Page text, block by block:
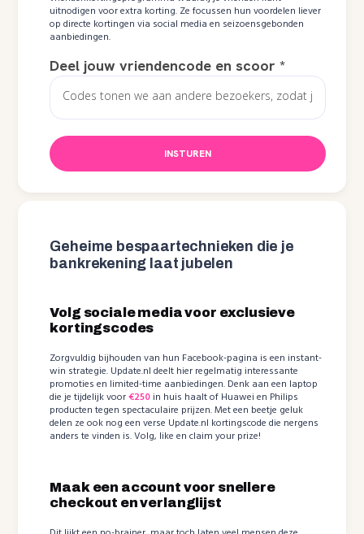
uitnodigen voor extra korting. Ze focussen hun voordelen liever
op directe kortingen via social media en seizoensgebonden
aanbiedingen.
Deel jouw vriendencode en scoor*
INSTUREN
Geheime bespaartechnieken die je
bankrekening laat jubelen
Volg sociale media voor exclusieve
kortingscodes
Zorgvuldig bijhouden van hun Facebook-pagina is een instant-
win strategie. Update.nl deelt hier regelmatig interessante
promoties en limited-time aanbiedingen. Denk aan een laptop
die je tijdelijk voor€250 in huis haalt of Huawei en Philips
producten tegen spectaculaire prijzen. Met een beetje geluk
delen ze ook nog een verse Update.nl kortingscode die nergens
anders te vinden is. Volg, like en claim your prize!
Maak een account voor snellere
checkout en verlanglijst